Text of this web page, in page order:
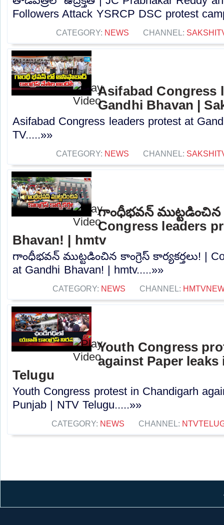
Followers Attack YSRCP DSC protest
CATEGORY: NEWS CHANNEL:
Asifabad Congress
Gandhi Bhavan |
Asifabad Congress leaders protest at
TV.....»»
CATEGORY: NEWS CHANNEL:
గాంధీభవన్ ముట్టడించిన
Congress leaders
Bhavan! | hmtv
గాంధీభవన్ ముట్టడించిన కాంగ్రెస్ కార్యకర్తలు! |
at Gandhi Bhavan! | hmtv.....»»
CATEGORY: NEWS CHANNEL:
Youth Congress
against Paper leaks
Telugu
Youth Congress protest in Chandigarh
Punjab | NTV Telugu.....»»
CATEGORY: NEWS CHANNEL: